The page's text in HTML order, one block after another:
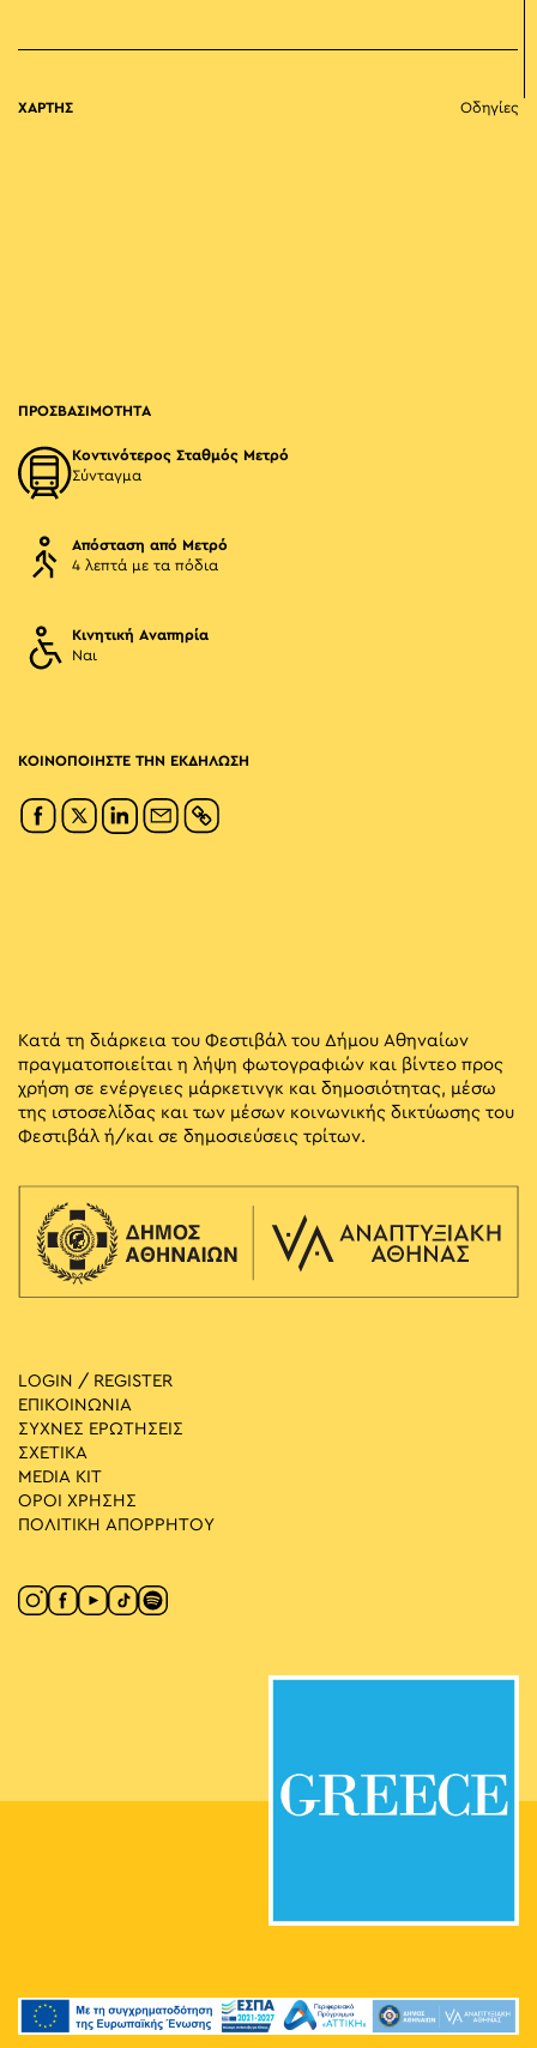
ΧΑΡΤΗΣ Οδηγίες
ΠΡΟΣΒΑΣΙΜΟΤΗΤΑ
Κοντινότερος Σταθμός Μετρό
Σύνταγμα
Απόσταση από Μετρό
4 λεπτά με τα πόδια
Κινητική Αναπηρία
Ναι
ΚΟΙΝΟΠΟΙΗΣΤΕ ΤΗΝ ΕΚΔΗΛΩΣΗ
Κατά τη διάρκεια του Φεστιβάλ του Δήμου Αθηναίων
πραγματοποιείται η λήψη φωτογραφιών και βίντεο προς
χρήση σε ενέργειες μάρκετινγκ και δημοσιότητας, μέσω
της ιστοσελίδας και των μέσων κοινωνικής δικτύωσης του
Φεστιβάλ ή/και σε δημοσιεύσεις τρίτων.
LOGIN / REGISTER
ΕΠΙΚΟΙΝΩΝΙΑ
ΣΥΧΝΕΣ ΕΡΩΤΗΣΕΙΣ
ΣΧΕΤΙΚΑ
MEDIA ΚIT
ΟΡΟΙ ΧΡΗΣΗΣ
ΠΟΛΙΤΙΚΗ ΑΠΟΡΡΗΤΟΥ